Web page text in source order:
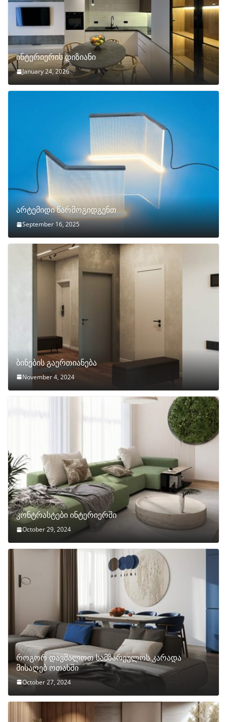
ინტერიერის დიზიანი
January 24, 2026
არტემიდი წარმოგიდგენთ
September 16, 2025
ბინების გაერთიანება
November 4, 2024
კონტრასტები ინტერიერში
October 29, 2024
როგორ დავმალოთ სამზარეულოს კარადა
მისაღებ ოთახში
October 27, 2024